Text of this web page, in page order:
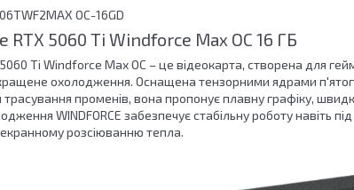
OC-16GD
RTX 5060 Ti Windforce Max OC 16 ГБ
Ti Windforce Max OC – це відеокарта, створена для
охолодження. Оснащена тензорними ядрами
променів, вона пропонує плавну графіку,
WINDFORCE забезпечує стабільну роботу навіть
розсіюванню тепла.